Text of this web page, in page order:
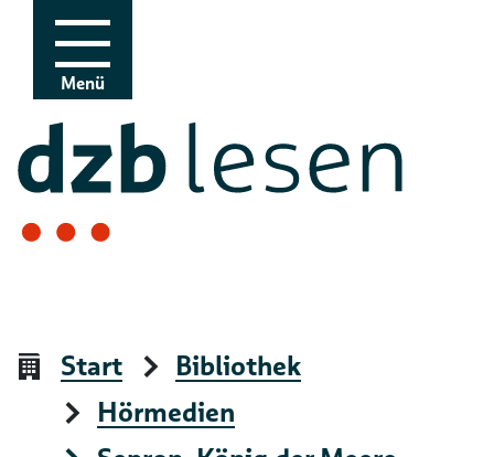
Zur Navigation
Zum Inhalt
Menü
Start
Bibliothek
Hörmedien